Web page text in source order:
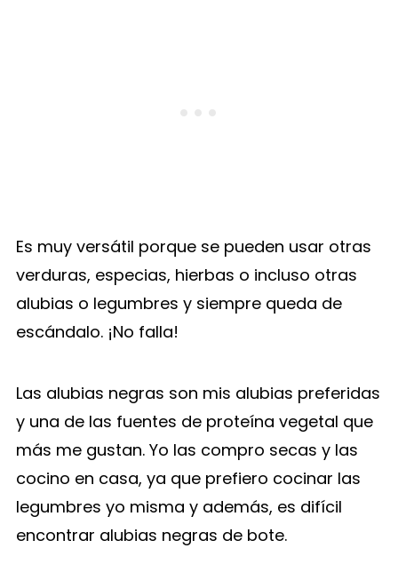
Es muy versátil porque se pueden usar otras
verduras, especias, hierbas o incluso otras
alubias o legumbres y siempre queda de
escándalo. ¡No falla!
Las alubias negras son mis alubias preferidas
y una de las fuentes de proteína vegetal que
más me gustan. Yo las compro secas y las
cocino en casa, ya que prefiero cocinar las
legumbres yo misma y además, es difícil
encontrar alubias negras de bote.